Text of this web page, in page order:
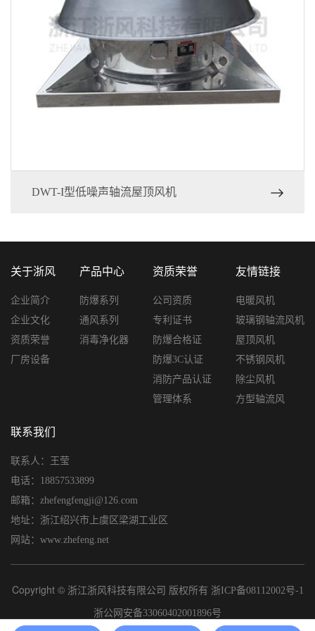
DWT-I型低噪声轴流屋顶风机
关于浙风
企业简介
企业文化
资质荣誉
厂房设备
产品中心
防爆系列
通风系列
消毒净化器
资质荣誉
公司资质
专利证书
防爆合格证
防爆3C认证
消防产品认证
管理体系
友情链接
电暖风机
玻璃钢轴流风机
屋顶风机
不锈钢风机
除尘风机
方型轴流风
联系我们
联系人：王莹
电话：18857533899
邮箱：zhefengfengji@126.com
地址：浙江绍兴市上虞区梁湖工业区
网站：www.zhefeng.net
Copyright © 浙江浙风科技有限公司 版权所有 浙ICP备08112002号-1
浙公网安备33060402001896号